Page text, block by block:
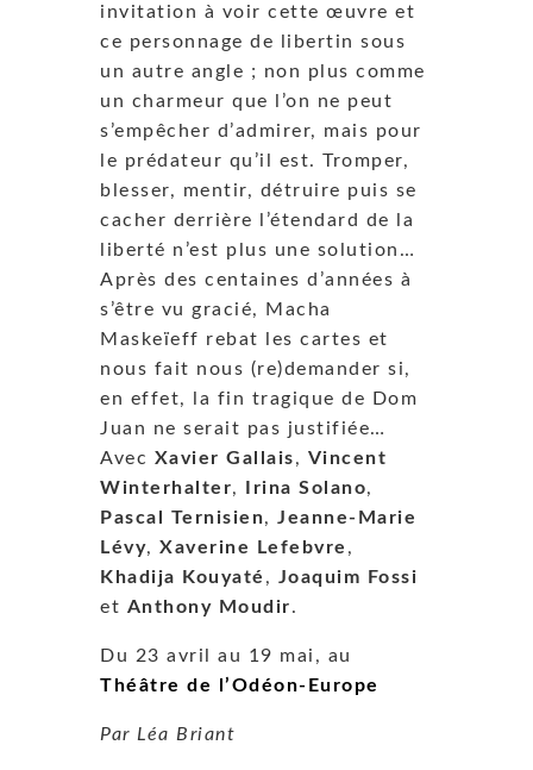
invitation à voir cette œuvre et
ce personnage de libertin sous
un autre angle ; non plus comme
un charmeur que l’on ne peut
s’empêcher d’admirer, mais pour
le prédateur qu’il est. Tromper,
blesser, mentir, détruire puis se
cacher derrière l’étendard de la
liberté n’est plus une solution…
Après des centaines d’années à
s’être vu gracié, Macha
Maskeïeff rebat les cartes et
nous fait nous (re)demander si,
en effet, la fin tragique de Dom
Juan ne serait pas justifiée…
Avec Xavier Gallais, Vincent
Winterhalter, Irina Solano,
Pascal Ternisien, Jeanne-Marie
Lévy, Xaverine Lefebvre ,
Khadija Kouyaté , Joaquim Fossi
et Anthony Moudir.
Du 23 avril au 19 mai, au
Théâtre de l’Odéon-Europe
Par Léa Briant